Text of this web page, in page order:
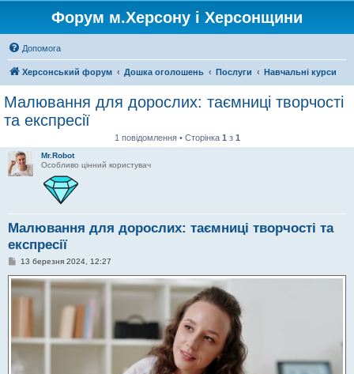
Форум м.Херсону і Херсонщини
Допомога
Херсонський форум Дошка оголошень Послуги Навчальні курси
Малювання для дорослих: таємниці творчості
та експресії
1 повідомлення • Сторінка 1 з 1
Mr.Robot
Особливо цінний користувач
Малювання для дорослих: таємниці творчості та
експресії
П
в
і
д
е
н
я
13 березня 2024, 12:27